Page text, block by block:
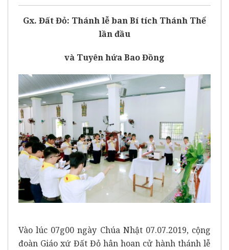
Gx. Đất Đỏ: Thánh lễ ban Bí tích Thánh Thể
lần đầu
và Tuyên hứa Bao Đồng
Vào lúc 07g00 ngày Chúa Nhật 07.07.2019, cộng
đoàn Giáo xứ Đất Đỏ hân hoan cử hành thánh lễ